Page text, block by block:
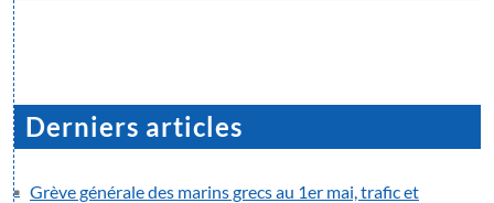
Derniers articles
Grève générale des marins grecs au 1er mai, trafic et